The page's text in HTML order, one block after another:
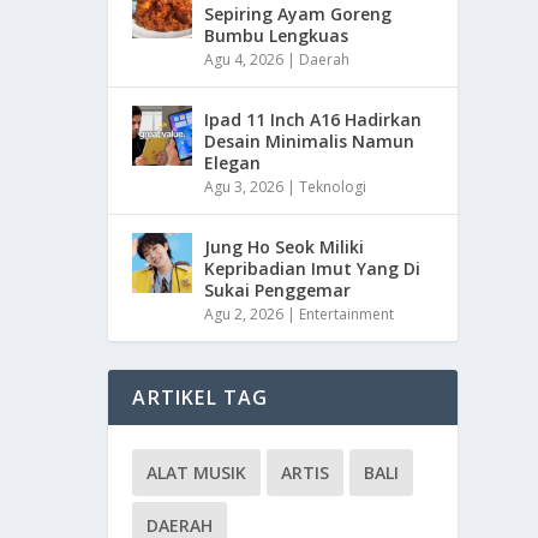
Sepiring Ayam Goreng
Bumbu Lengkuas
Agu 4, 2026 | Daerah
Ipad 11 Inch A16 Hadirkan
Desain Minimalis Namun
Elegan
Agu 3, 2026 |Teknologi
Jung Ho Seok Miliki
Kepribadian Imut Yang Di
Sukai Penggemar
Agu 2, 2026 | Entertainment
ARTIKEL TAG
ALAT MUSIK ARTIS BALI
DAERAH